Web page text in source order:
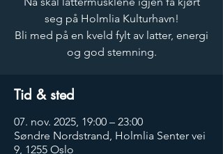
seg på Holmlia Kulturhavn!
Bli med på en kveld fylt av latter, energi
og god stemning.
Tid & sted
07. nov. 2025, 19:00 – 23:00
Søndre Nordstrand, Holmlia Senter vei
9, 1255 Oslo